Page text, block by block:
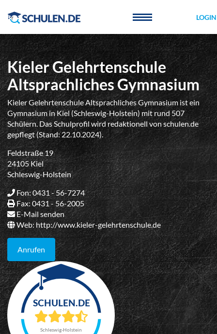
LOGIN
Kieler Gelehrtenschule
Altsprachliches Gymnasium
Kieler Gelehrtenschule Altsprachliches Gymnasium ist ein
Gymnasium in Kiel (Schleswig-Holstein) mit rund 507
Schülern. Das Schulprofil wird redaktionell von schulen.de
gepflegt (Stand: 22.10.2024).
Feldstraße 19
24105 Kiel
Schleswig-Holstein
Fon: 0431 - 56-7274
Fax: 0431 - 56-2005
E-Mail senden
Web:http://www.kieler-gelehrtenschule.de
Anrufen
Schleswig-Holstein